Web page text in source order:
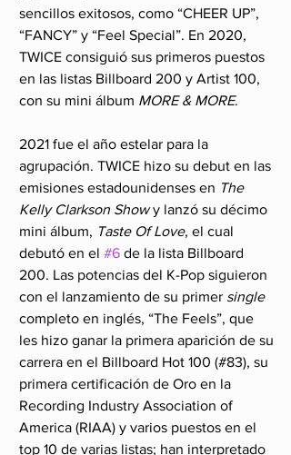
sencillos exitosos, como “CHEER UP”,
“FANCY” y “Feel Special”. En 2020,
TWICE consiguió sus primeros puestos
en las listas Billboard 200 y Artist 100,
con su mini álbum MORE & MORE.
2021 fue el año estelar para la
agrupación. TWICE hizo su debut en las
emisiones estadounidenses en The
Kelly Clarkson Show y lanzó su décimo
mini álbum, Taste Of Love, el cual
debutó en el #6 de la lista Billboard
200. Las potencias del K-Pop siguieron
con el lanzamiento de su primer single
completo en inglés, “The Feels”, que
les hizo ganar la primera aparición de su
carrera en el Billboard Hot 100 (#83), su
primera certificación de Oro en la
Recording Industry Association of
America (RIAA) y varios puestos en el
top 10 de varias listas; han interpretado